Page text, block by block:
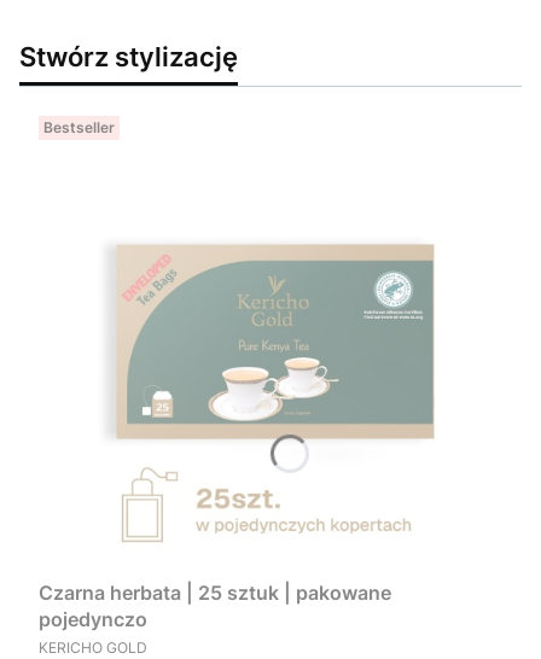
Stwórz stylizację
Bestseller
Czarna herbata | 25 sztuk | pakowane
pojedynczo
PRODUCENT
KERICHO GOLD